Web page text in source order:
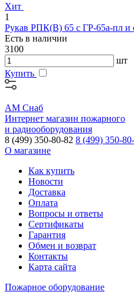
Хит
1
Рукав РПК(В) 65 с ГР-65а-пл и
Есть в наличии
3100
шт
Купить
АМ Снаб
Интернет магазин пожарного
и радиооборудования
8 (499) 350-80-82 8 (499) 350-
О магазине
Как купить
Новости
Доставка
Оплата
Вопросы и ответы
Сертификаты
Гарантия
Обмен и возврат
Контакты
Карта сайта
Пожарное оборудование